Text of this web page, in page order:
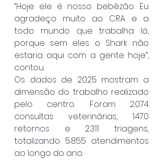
“Hoje ele é nosso bebêzão. Eu
agradeço muito ao CRA e a
todo mundo que trabalha lá,
porque sem eles o Shark não
estaria aqui com a gente hoje”,
contou.
Os dados de 2025 mostram a
dimensão do trabalho realizado
pelo centro. Foram 2.074
consultas veterinárias, 1.470
retornos e 2.311 triagens,
totalizando 5.855 atendimentos
ao longo do ano.